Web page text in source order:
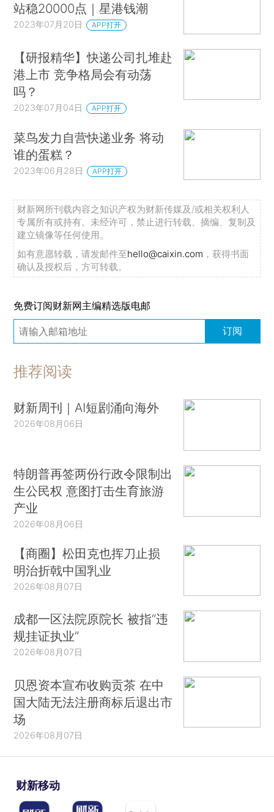
站稳20000点｜星港钱潮
2023年07月20日 APP打开
【研报精华】快递公司扎堆赴
港上市 竞争格局会有动荡
吗？
2023年07月04日 APP打开
菜鸟发力自营快递业务 将动
谁的蛋糕？
2023年06月28日 APP打开
财新网所刊载内容之知识产权为财新传媒及/或相关权利人
专属所有或持有。未经许可，禁止进行转载、摘编、复制及
建立镜像等任何使用。
如有意愿转载，请发邮件至hello@caixin.com ，获得书面
确认及授权后，方可转载。
免费订阅财新网主编精选版电邮
订阅
推荐阅读
财新周刊｜AI短剧涌向海外
2026年08月06日
特朗普再签两份行政令限制出
生公民权 意图打击生育旅游
产业
2026年08月06日
【商圈】松田克也挥刀止损
明治折戟中国乳业
2026年08月07日
成都一区法院原院长 被指“违
规挂证执业”
2026年08月07日
贝恩资本宣布收购贡茶 在中
国大陆无法注册商标后退出市
场
2026年08月07日
财新移动